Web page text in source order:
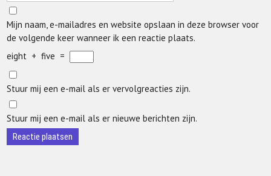
Mijn naam, e-mailadres en website opslaan in deze browser voor
de volgende keer wanneer ik een reactie plaats.
eight + five =
Stuur mij een e-mail als er vervolgreacties zijn.
Stuur mij een e-mail als er nieuwe berichten zijn.